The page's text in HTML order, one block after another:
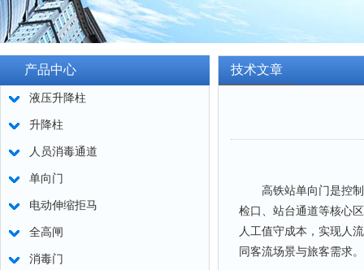
产品中心
液压升降柱
升降柱
人员消毒通道
单向门
电动伸缩拒马
全高闸
消毒门
技术文章
高铁站单向门是控制
检口、站台通道等核心
人工值守成本，实现人
同客流场景与旅客需求。